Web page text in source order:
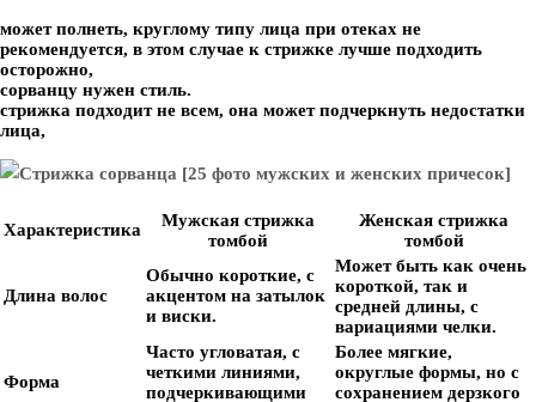
может полнеть, круглому типу лица при отеках не
рекомендуется, в этом случае к стрижке лучше подходить
осторожно,
сорванцу нужен стиль.
стрижка подходит не всем, она может подчеркнуть недостатки
лица,
Характеристика
Мужская стрижка
томбой
Женская стрижка
томбой
Длина волос
Обычно короткие, с
акцентом на затылок
и виски.
Может быть как очень
короткой, так и
средней длины, с
вариациями челки.
Форма
Часто угловатая, с
четкими линиями,
подчеркивающими
Более мягкие,
округлые формы, но с
сохранением дерзкого